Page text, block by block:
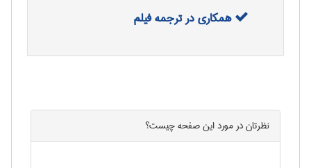
همکاری در ترجمه فیلم
نظرتان در مورد اینصفحهچیست؟